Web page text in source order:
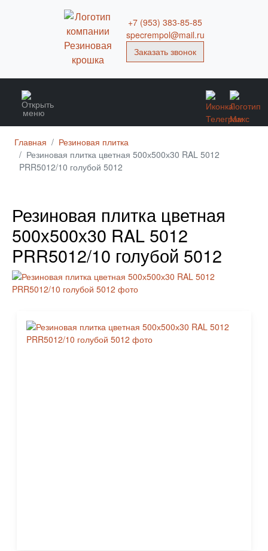
Главная
Резиновая плитка
Резиновая плитка цветная 500х500х30 RAL 5012
PRR5012/10 голубой 5012
Резиновая плитка цветная
500х500х30 RAL 5012
PRR5012/10 голубой 5012
+7 (953) 383-85-85
specrempol@mail.ru
Заказать звонок